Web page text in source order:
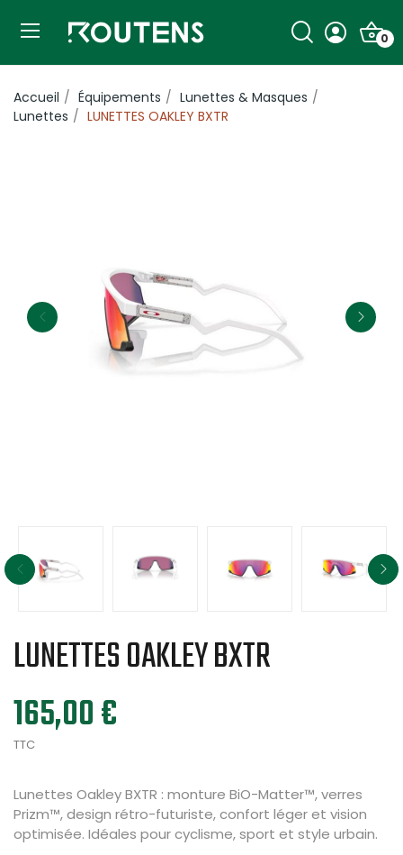
0
Accueil Équipements
Lunettes & Masques
Lunettes
LUNETTES OAKLEY BXTR
LUNETTES OAKLEY BXTR
165,00 €
TTC
Lunettes OakleyBXTR : monture BiO-Matter™,verres
Prizm™,design rétro-futuriste,confort légeret vision
optimisée. Idéales pourcyclisme,sport et style urbain.